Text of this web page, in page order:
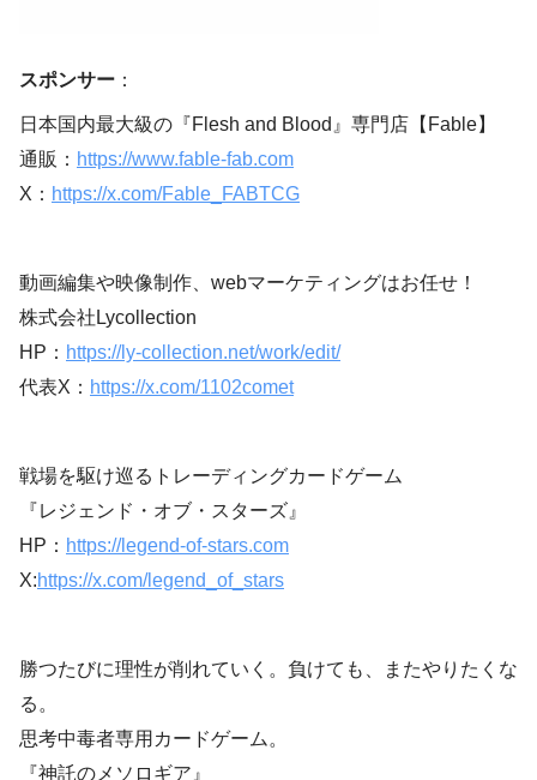
スポンサー ：
日本国内最大級の『Flesh and Blood』専門店【Fable】
通販： https://www.fable-fab.com
X： https://x.com/Fable_FABTCG
動画編集や映像制作、webマーケティングはお任せ！
株式会社Lycollection
HP： https://ly-collection.net/work/edit/
代表X： https://x.com/1102comet
戦場を駆け巡るトレーディングカードゲーム
『レジェンド・オブ・スターズ』
HP： https://legend-of-stars.com
X:https://x.com/legend_of_stars
勝つたびに理性が削れていく。負けても、またやりたくな
る。
思考中毒者専用カードゲーム。
『神託のメソロギア』